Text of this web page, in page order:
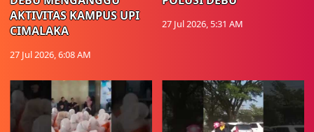
AKTIVITAS KAMPUS UPI
CIMALAKA
27 Jul 2026, 6:08 AM
27 Jul 2026, 5:31 AM